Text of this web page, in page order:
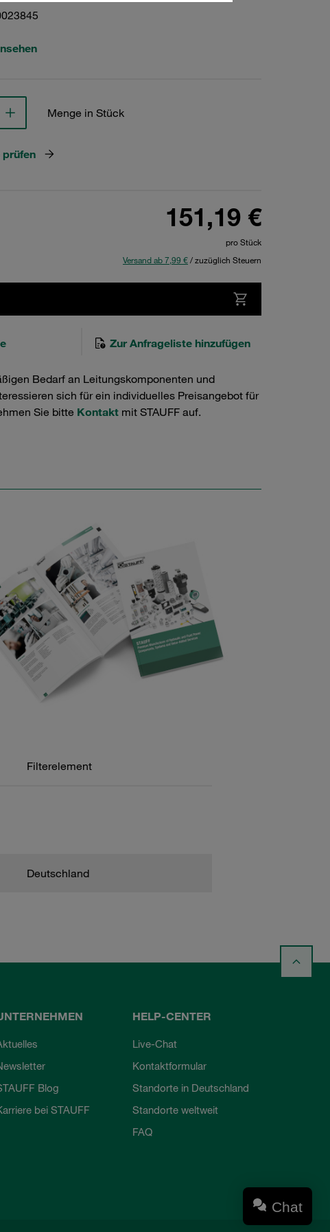
Menge in Stück
prüfen
151,19 €
pro Stück
Versand ab 7,99 €/ zuzüglich Steuern
Zur Anfrageliste hinzufügen
Bedarf an Leitungskomponenten und
sich für ein individuelles Preisangebot für
Sie bitte Kontakt mit STAUFF auf.
Filterelement
Deutschland
Blog
bei STAUFF
HELP-CENTER
Live-Chat
Kontaktformular
Standorte in Deutschland
Standorte weltweit
FAQ
Chat